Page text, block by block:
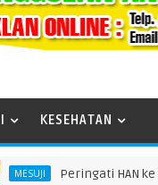
KESEHATAN
Peringati HAN ke 42,